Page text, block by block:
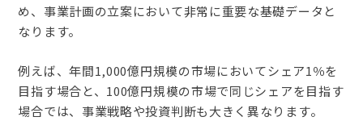
め、事業計画の立案において非常に重要な基礎データと
なります。
例えば、年間1,000億円規模の市場においてシェア1％を
目指す場合と、100億円規模の市場で同じシェアを目指す
場合では、事業戦略や投資判断も大きく異なります。